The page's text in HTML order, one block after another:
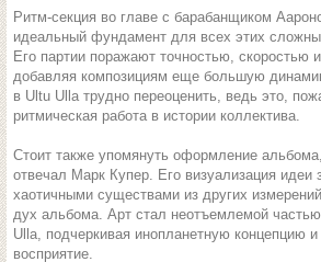
Ритм-секция во главе с барабанщиком
идеальный фундамент для всех этих
Его партии поражают точностью, скоростью
добавляя композициям еще большую
в Ultu Ulla трудно переоценить, ведь это,
ритмическая работа в истории коллектива.
Стоит также упомянуть оформление
отвечал Марк Купер. Его визуализация идеи
хаотичными существами из других
дух альбома. Арт стал неотъемлемой
Ulla, подчеркивая инопланетную концепцию
восприятие.